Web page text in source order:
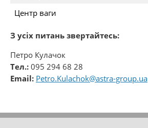
Центр ваги
З усіх питань звертайтесь:
Петро Кулачок
Тел.: 095 294 68 28
Email: Petro.Kulachok@astra-group.ua